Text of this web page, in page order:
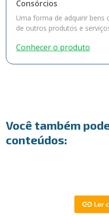
Consórcios
Uma forma de adquirir bens
de outros produtos e
Conhecer o produto
Você também
conteúdos: